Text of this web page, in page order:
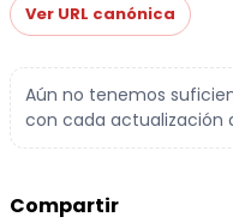
Ver URL canónica
Aún no tenemos
con cada actualización
Compartir